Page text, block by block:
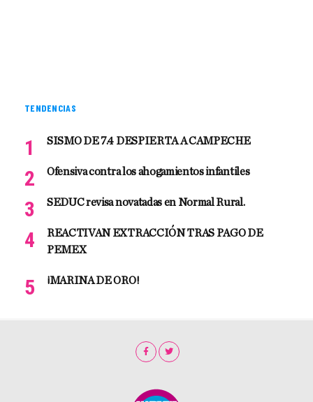
TENDENCIAS
SISMO DE 7.4 DESPIERTA A CAMPECHE
Ofensiva contra los ahogamientos infantiles
SEDUC revisa novatadas en Normal Rural.
REACTIVAN EXTRACCIÓN TRAS PAGO DE
PEMEX
¡MARINA DE ORO!